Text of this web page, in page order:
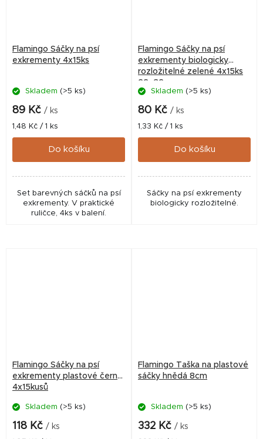
Flamingo Sáčky na psí
exkrementy 4x15ks
Skladem (>5 ks)
89 Kč / ks
Měrná
cena:
1,48 Kč / 1 ks
Do košíku
Set barevných sáčků na psí
exkrementy. V praktické
ruličce, 4ks v balení.
Flamingo Sáčky na psí
exkrementy biologicky
rozložitelné zelené 4x15ks
22x32cm
Skladem (>5 ks)
80 Kč / ks
Měrná
cena:
1,33 Kč / 1 ks
Do košíku
Sáčky na psí exkrementy
biologicky rozložitelné.
Flamingo Sáčky na psí
exkrementy plastové černé
4x15kusů
Skladem (>5 ks)
118 Kč / ks
Flamingo Taška na plastové
sáčky hnědá 8cm
Skladem (>5 ks)
332 Kč / ks